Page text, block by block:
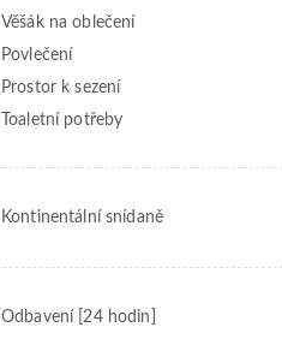
Věšák na oblečení
Povlečení
Prostor k sezení
Toaletní potřeby
Kontinentální snídaně
Odbavení [24 hodin]